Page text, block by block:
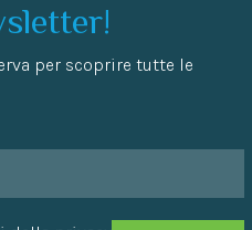
per scoprire tutte le